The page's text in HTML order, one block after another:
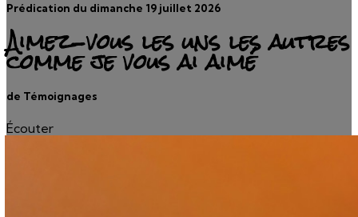
Prédication du dimanche 19 juillet 2026
Aimez-vous les uns les autres
comme je vous ai aimé
de Témoignages
Écouter